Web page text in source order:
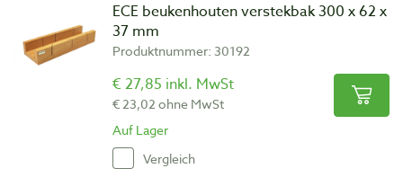
ECE beukenhouten verstekbak 300 x 62 x
37 mm
Produktnummer: 30192
€ 27,85 inkl. MwSt
€ 23,02 ohne MwSt
Auf Lager
Vergleich